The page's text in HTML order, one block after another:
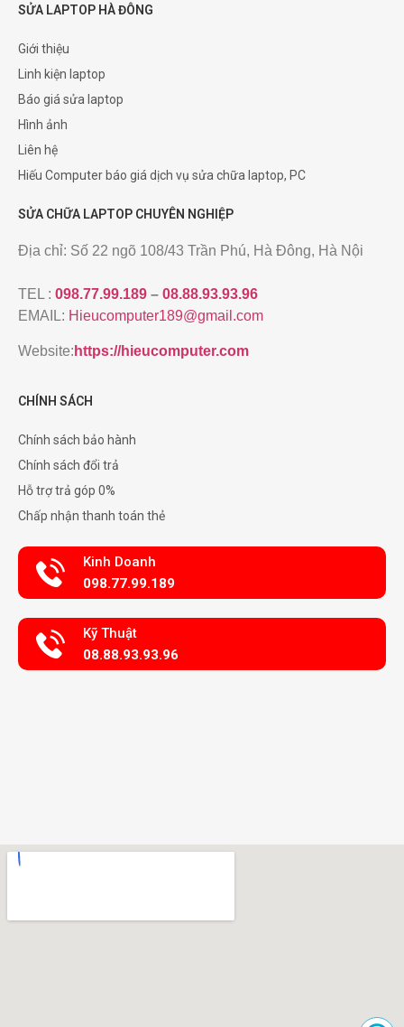
SỬA LAPTOP HÀ ĐÔNG
Giới thiệu
Linh kiện laptop
Báo giá sửa laptop
Hình ảnh
Liên hệ
Hiếu Computer báo giá dịch vụ sửa chữa laptop, PC
SỬA CHỮA LAPTOP CHUYÊN NGHIỆP
Địa chỉ: Số 22 ngõ 108/43 Trần Phú, Hà Đông, Hà Nội
TEL : 098.77.99.189 – 08.88.93.93.96
EMAIL: Hieucomputer189@gmail.com
Website: https://hieucomputer.com
CHÍNH SÁCH
Chính sách bảo hành
Chính sách đổi trả
Hỗ trợ trả góp 0%
Chấp nhận thanh toán thẻ
Kinh Doanh
098.77.99.189
Kỹ Thuật
08.88.93.93.96